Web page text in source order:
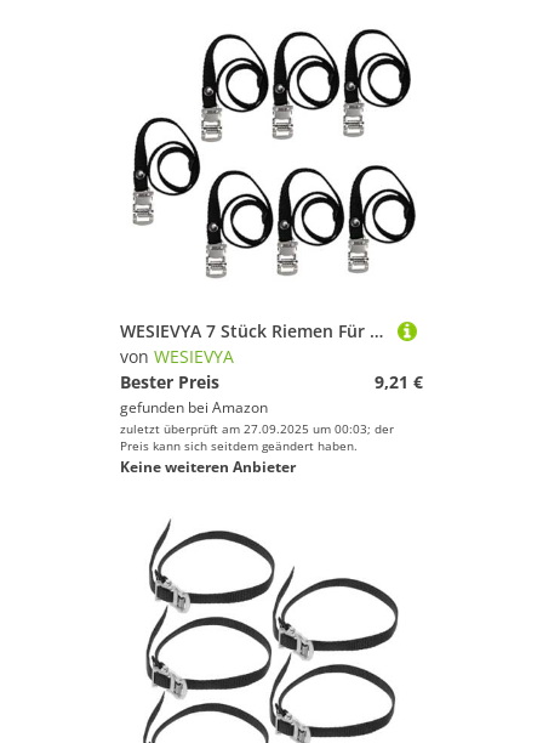
WESIEVYA 7 Stück Riemen Für Heimtrainer Fahrrad Fußpedalriemen Fahrrad Befestigungsgurt Pedalriemen Mit Klemmverschluss Verstellbare Pedalriemen Anti Rutsch Schwarz
von WESIEVYA
Bester Preis
9,21 €
gefunden bei Amazon
zuletzt überprüft am 27.09.2025 um 00:03; der
Preis kann sich seitdem geändert haben.
Keine weiteren Anbieter